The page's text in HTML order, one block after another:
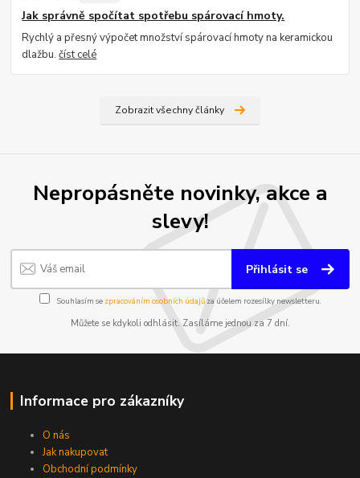
Jak správně spočítat spotřebu spárovací hmoty.
Rychlý a přesný výpočet množství spárovací hmoty na keramickou
dlažbu.číst celé
Zobrazit všechny články
Nepropásněte novinky, akce a
slevy!
Přihlásit se
Souhlasím se zpracováním osobních údajůza účelem rozesílky newsletteru.
Můžete se kdykoli odhlásit. Zasíláme jednou za 7 dní.
Informace pro zákazníky
O nás
Jak nakupovat
Obchodní podmínky